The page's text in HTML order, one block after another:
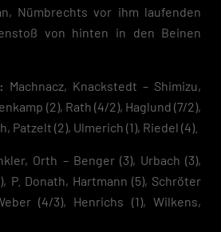
Nümbrechts vor ihm laufenden
von hinten in den Beinen
Machnacz, Knackstedt – Shimizu,
(2), Rath (4/2), Haglund (7/2),
Patzelt (2), Ulmerich (1), Riedel (4).
Orth – Benger (3), Urbach (3),
P. Donath, Hartmann (5), Schröter
(4/3), Henrichs (1), Wilkens,